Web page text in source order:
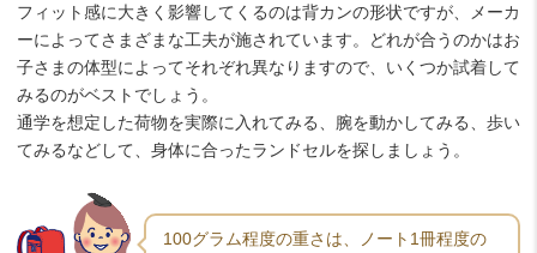
フィット感に大きく影響してくるのは背カンの形状ですが、メーカ
ーによってさまざまな工夫が施されています。どれが合うのかはお
子さまの体型によってそれぞれ異なりますので、いくつか試着して
みるのがベストでしょう。
通学を想定した荷物を実際に入れてみる、腕を動かしてみる、歩い
てみるなどして、身体に合ったランドセルを探しましょう。
100グラム程度の重さは、ノート1冊程度の